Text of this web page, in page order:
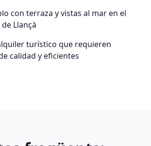
con terraza y vistas al mar en el
Llançà
turístico que requieren
calidad y eficientes